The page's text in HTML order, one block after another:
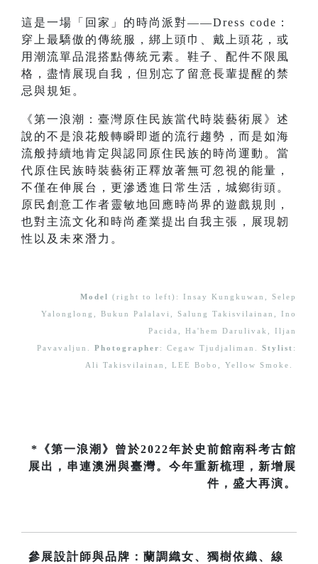
這是一場「回家」的時尚派對——Dress code：
穿上最驕傲的傳統服，綁上頭巾、戴上頭花，或
用潮流單品混搭點傳統元素。鞋子、配件不限風
格，盡情展現自我，但別忘了留意長輩提醒的禁
忌與規矩。
《第一浪潮：臺灣原住民族當代時裝藝術展》述
說的不是浪花般轉瞬即逝的流行趨勢，而是如海
流般持續地肯定與認同原住民族的時尚運動。當
代原住民族時裝藝術正釋放著無可忽視的能量，
不僅在伸展台，更滲透進日常生活，城鄉街頭。
原民創意工作者靈敏地回應時尚界的遊戲規則，
也對主流文化和時尚產業提出自我主張，展現韌
性以及未來潛力。
Model (right to left): Insay Kungkuwan, Selep
Yalonglong, Bukun Palalavi, Salung Takisvilainan, Ino
Pacida, Ha'hem Darulivak, Iljan
Pavavaljun. Photographer : Cegaw Tjudjaliman. Stylist :
Ali Takisvilainan, LEE Bobo, Yellow Smoke.
*《第一浪潮》曾於2022年於史前館南科考古館
展出，串連澳洲與臺灣。今年重新梳理，新增展
件，盛大再演。
參展設計師與品牌：蘭調織女、獨樹依織、線